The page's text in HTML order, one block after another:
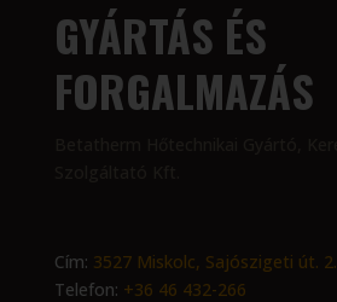
GYÁRTÁS ÉS
FORGALMAZÁS
Cím: 3527 Miskolc, Sajószigeti út. 2.
Telefon: +36 46 432-266